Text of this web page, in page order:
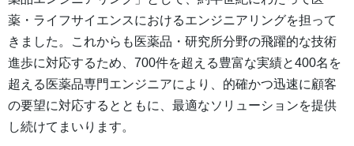
薬・ライフサイエンスにおけるエンジニアリングを担って
きました。これからも医薬品・研究所分野の飛躍的な技術
進歩に対応するため、700件を超える豊富な実績と400名を
超える医薬品専門エンジニアにより、的確かつ迅速に顧客
の要望に対応するとともに、最適なソリューションを提供
し続けてまいります。